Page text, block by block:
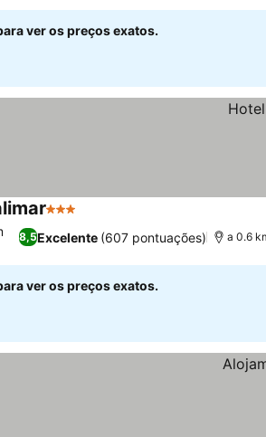
ver os preços exatos.
3 Estrelas
8,5Excelente (607 pontuações) a 0.6
ver os preços exatos.